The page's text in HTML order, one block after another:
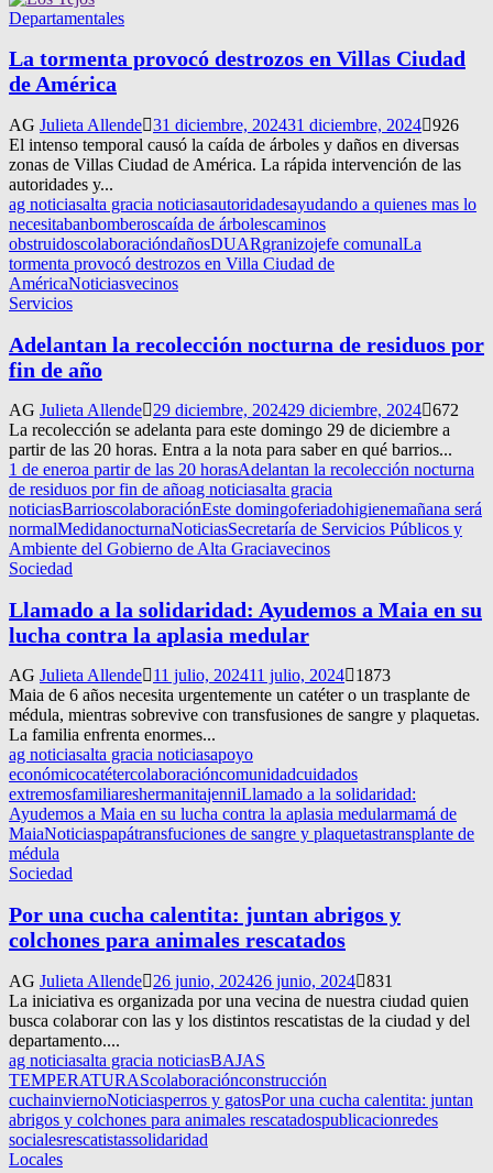
Departamentales
La tormenta provocó destrozos en Villas Ciudad
de América
AG Julieta Allende 31 diciembre, 202431 diciembre, 2024 926
El intenso temporal causó la caída de árboles y daños en diversas
zonas de Villas Ciudad de América. La rápida intervención de las
autoridades y...
ag noticiasalta gracia noticiasautoridadesayudando a quienes mas lo
necesitabanbomberoscaída de árbolescaminos
obstruidoscolaboracióndañosDUARgranizojefe comunalLa
tormenta provocó destrozos en Villa Ciudad de
AméricaNoticiasvecinos
Servicios
Adelantan la recolección nocturna de residuos por
fin de año
AG Julieta Allende 29 diciembre, 202429 diciembre, 2024 672
La recolección se adelanta para este domingo 29 de diciembre a
partir de las 20 horas. Entra a la nota para saber en qué barrios...
1 de eneroa partir de las 20 horasAdelantan la recolección nocturna
de residuos por fin de añoag noticiasalta gracia
noticiasBarrioscolaboraciónEste domingoferiadohigienemañana será
normalMedidanocturnaNoticiasSecretaría de Servicios Públicos y
Ambiente del Gobierno de Alta Graciavecinos
Sociedad
Llamado a la solidaridad: Ayudemos a Maia en su
lucha contra la aplasia medular
AG Julieta Allende 11 julio, 202411 julio, 2024
1873
Maia de 6 años necesita urgentemente un catéter o un trasplante de
médula, mientras sobrevive con transfusiones de sangre y plaquetas.
La familia enfrenta enormes...
ag noticiasalta gracia noticiasapoyo
económicocatétercolaboracióncomunidadcuidados
extremosfamiliareshermanitajenniLlamado a la solidaridad:
Ayudemos a Maia en su lucha contra la aplasia medularmamá de
MaiaNoticiaspapátransfuciones de sangre y plaquetastransplante de
médula
Sociedad
Por una cucha calentita: juntan abrigos y
colchones para animales rescatados
AG Julieta Allende 26 junio, 202426 junio, 2024 831
La iniciativa es organizada por una vecina de nuestra ciudad quien
busca colaborar con las y los distintos rescatistas de la ciudad y del
departamento....
ag noticiasalta gracia noticiasBAJAS
TEMPERATURAScolaboraciónconstrucción
cuchainviernoNoticiasperros y gatosPor una cucha calentita: juntan
abrigos y colchones para animales rescatadospublicacionredes
socialesrescatistassolidaridad
Locales